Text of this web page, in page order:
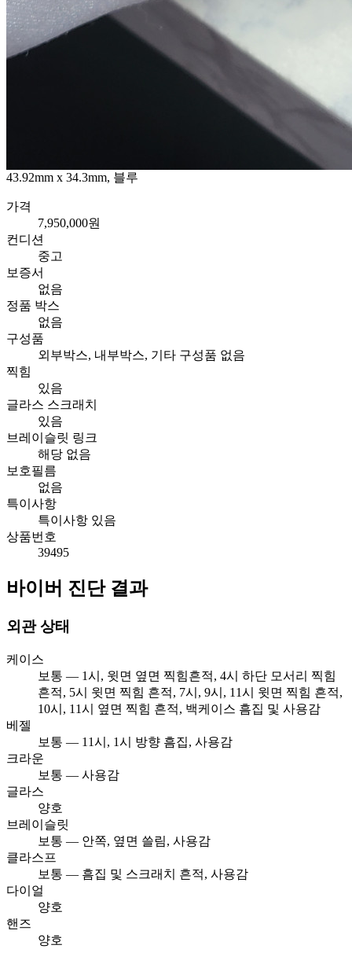
43.92mm x 34.3mm, 블루
가격
7,950,000원
컨디션
중고
보증서
없음
정품 박스
없음
구성품
외부박스, 내부박스, 기타 구성품 없음
찍힘
있음
글라스 스크래치
있음
브레이슬릿 링크
해당 없음
보호필름
없음
특이사항
특이사항 있음
상품번호
39495
바이버 진단 결과
외관 상태
케이스
보통 — 1시, 윗면 옆면 찍힘흔적, 4시 하단 모서리 찍힘
흔적, 5시 윗면 찍힘 흔적, 7시, 9시, 11시 윗면 찍힘 흔적,
10시, 11시 옆면 찍힘 흔적, 백케이스 흠집 및 사용감
베젤
보통 — 11시, 1시 방향 흠집, 사용감
크라운
보통 — 사용감
글라스
양호
브레이슬릿
보통 — 안쪽, 옆면 쓸림, 사용감
클라스프
보통 — 흠집 및 스크래치 흔적, 사용감
다이얼
양호
핸즈
양호